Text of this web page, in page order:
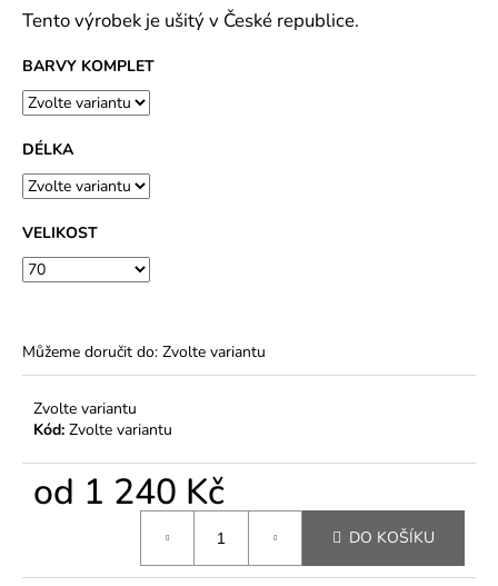
Tento výrobek je ušitý v České republice.
BARVY KOMPLET
DÉLKA
VELIKOST
Můžeme doručit do: Zvolte variantu
Zvolte variantu
Kód: Zvolte variantu
od 1 240 Kč
DO KOŠÍKU
KALHOTKY
Kč